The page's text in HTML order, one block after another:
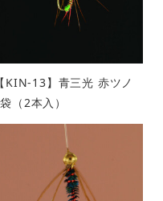
【KIN-13】青三光 赤ツノ
（2本入）